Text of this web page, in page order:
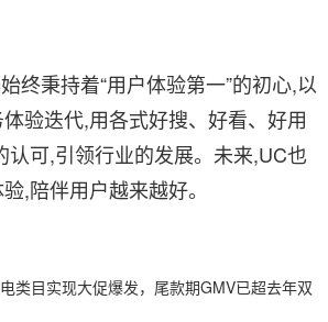
终秉持着“用户体验第一”的初心,以
验迭代,用各式好搜、好看、好用
认可,引领行业的发展。未来,UC也
,陪伴用户越来越好。
类目实现大促爆发，尾款期GMV已超去年双